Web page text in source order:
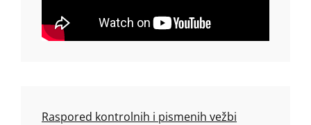
Raspored kontrolnih i pismenih vežbi